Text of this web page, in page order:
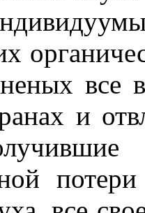
все
и